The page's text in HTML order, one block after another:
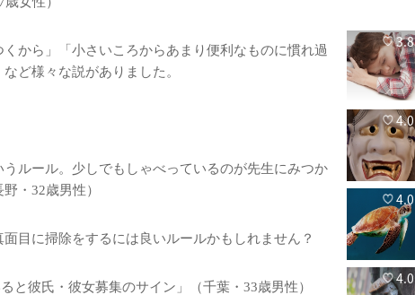
から」「小さいころからあまり便利なものに慣れ過
ど様々な説がありました。
ルール。少しでもしゃべっているのが先生にみつか
・32歳男性）
目に掃除をするには良いルールかもしれません？
と彼氏・彼女募集のサイン」（千葉・33歳男性）
3.8
4.0
4.0
4.0